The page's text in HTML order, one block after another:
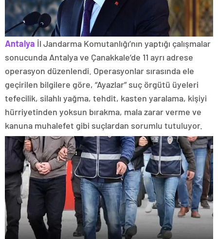
Antalya İl Jandarma Komutanlığı’nın yaptığı çalışmalar
sonucunda Antalya ve Çanakkale’de 11 ayrı adrese
operasyon düzenlendi. Operasyonlar sırasında ele
geçirilen bilgilere göre, “Ayazlar” suç örgütü üyeleri
tefecilik, silahlı yağma, tehdit, kasten yaralama, kişiyi
hürriyetinden yoksun bırakma, mala zarar verme ve
kanuna muhalefet gibi suçlardan sorumlu tutuluyor.